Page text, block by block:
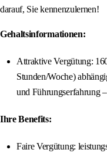
darauf, Sie kennenzulernen!
Gehaltsinformationen:
Attraktive Vergütung:
Stunden/Woche)
und Führungserfahrung
Ihre Benefits:
Faire Vergütung: